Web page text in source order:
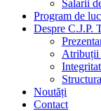
Salarii
Program de
Despre C.J.P.
Atribuții
Noutăți
Contact